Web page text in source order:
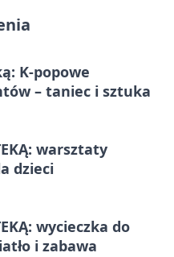
K-popowe
– taniec i sztuka
warsztaty
dzieci
wycieczka do
i zabawa